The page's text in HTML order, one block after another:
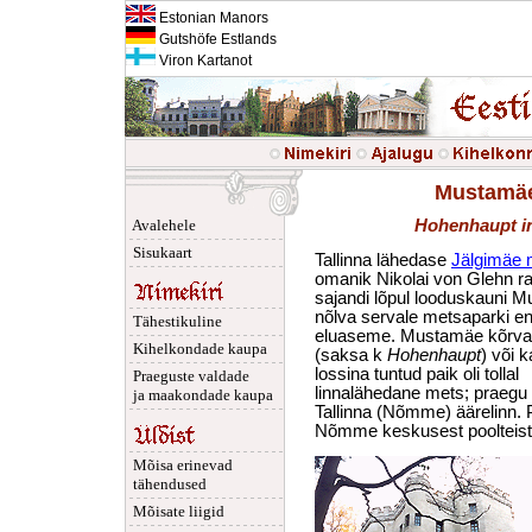
Estonian Manors
Gutshöfe Estlands
Viron Kartanot
Avalehele
Sisukaart
Tähestikuline
Kihelkondade kaupa
Praeguste valdade
ja maakondade kaupa
Mõisa erinevad
tähendused
Mõisate liigid
Hohenhaupt
Tallinna lähedase Jälgimäe
omanik Nikolai von Glehn
sajandi lõpul looduskauni
nõlva servale metsaparki
eluaseme. Mustamäe
(saksa k Hohenhaupt) või
lossina tuntud paik oli tollal
linnalähedane mets;
Tallinna (Nõmme) äärelinn.
Nõmme keskusest